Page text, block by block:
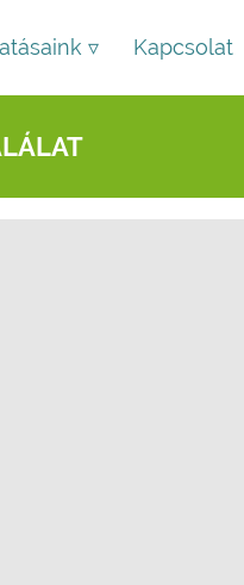
▿ Kapcsolat